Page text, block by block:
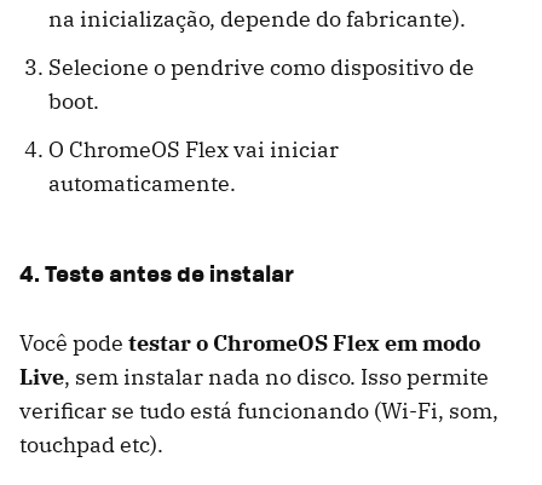
na inicialização, depende do fabricante).
Selecione o pendrive como dispositivo de
boot.
O ChromeOS Flex vai iniciar
automaticamente.
4. Teste antes de instalar
Você pode testar o ChromeOS Flex em modo
Live, sem instalar nada no disco. Isso permite
verificar se tudo está funcionando (Wi-Fi, som,
touchpad etc).